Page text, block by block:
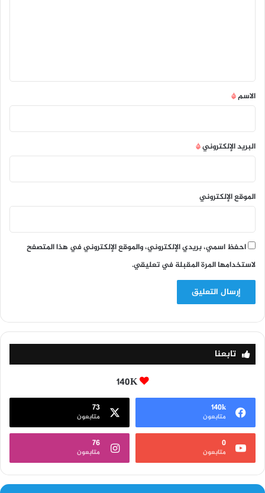
*
الاسم*
البريد الإلكتروني*
الموقع الإلكتروني
احفظ اسمي، بريدي الإلكتروني، والموقع الإلكتروني في هذا المتصفح
لاستخدامها المرة المقبلة في تعليقي.
تابعنا
140K
140k
متابعون
73
متابعون
0
متابعون
76
متابعون